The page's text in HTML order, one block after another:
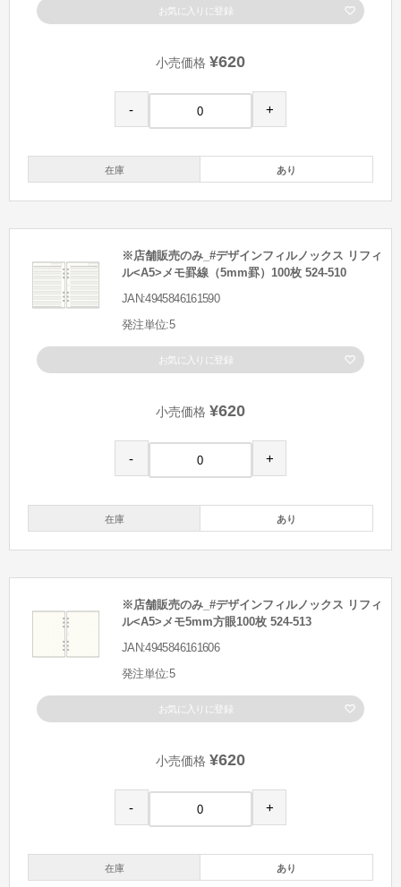
お気に入りに登録
小売価格 ¥620
- +
在庫 あり
※店舗販売のみ_#デザインフィルノックス リフィ
ル<A5>メモ罫線（5mm罫）100枚 524-510
JAN:4945846161590
発注単位:5
お気に入りに登録
小売価格 ¥620
- +
在庫 あり
※店舗販売のみ_#デザインフィルノックス リフィ
ル<A5>メモ5mm方眼100枚 524-513
JAN:4945846161606
発注単位:5
お気に入りに登録
小売価格 ¥620
- +
在庫 あり